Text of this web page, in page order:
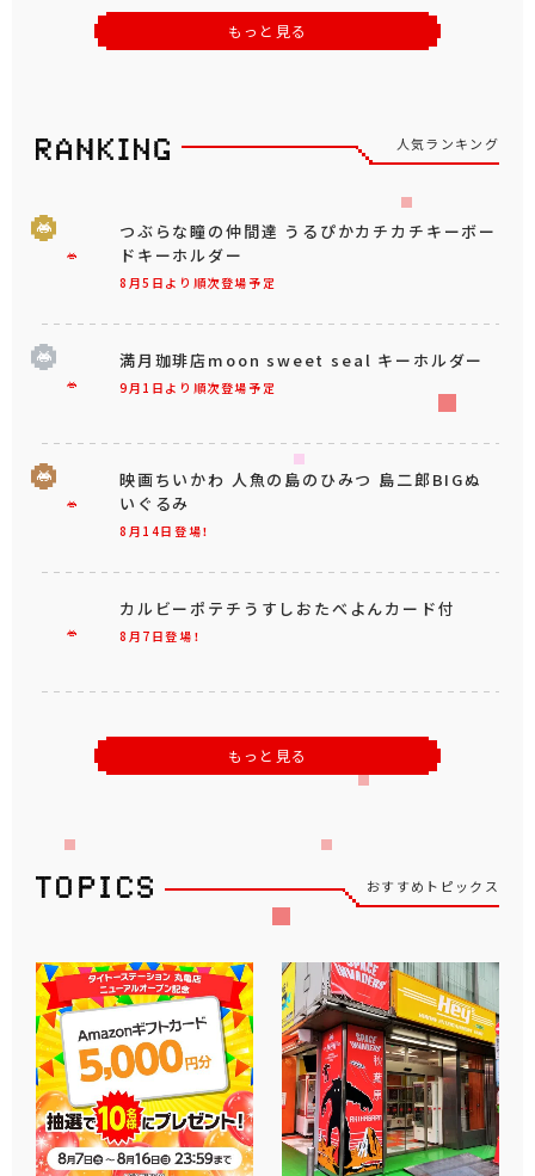
もっと見る
人気ランキング
8月5日より順次登場予定
つぶらな瞳の仲間達 うるぴかカチカチキーボー
ドキーホルダー
9月1日より順次登場予定
満月珈琲店moon sweet seal キーホルダー
8月14日登場！
映画ちいかわ 人魚の島のひみつ 島二郎BIGぬ
いぐるみ
8月7日登場！
カルビーポテチうすしおたべよんカード付
もっと見る
おすすめトピックス